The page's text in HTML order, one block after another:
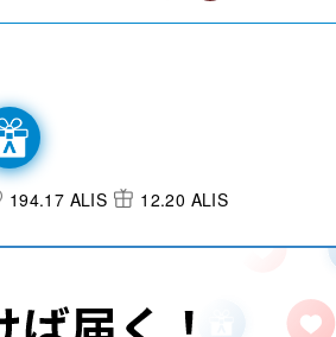
194.17 ALIS 12.20 ALIS